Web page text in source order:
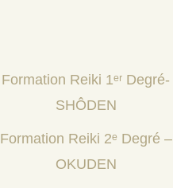
Formation Reiki 1ᵉʳ Degré-
SHÔDEN
Formation Reiki 2ᵉ Degré –
OKUDEN